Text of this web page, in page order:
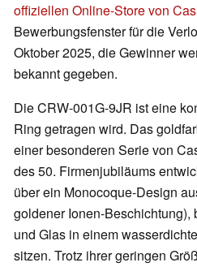
offiziellen Online-Store von
Bewerbungsfenster für die
Oktober 2025, die Gewinner
bekannt gegeben.
Die CRW-001G-9JR ist eine
Ring getragen wird. Das
einer besonderen Serie von
des 50. Firmenjubiläums
über ein Monocoque-Design
goldener Ionen-Beschichtung),
und Glas in einem
sitzen. Trotz ihrer geringen